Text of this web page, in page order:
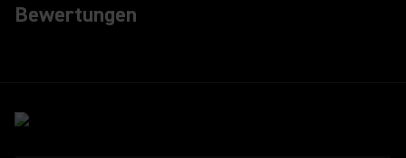
Bewertungen